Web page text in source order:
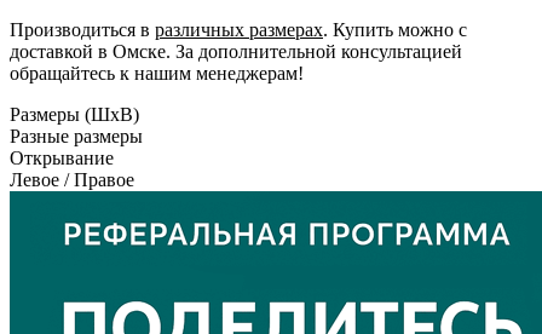
Производиться в различных размерах. Купить можно с
доставкой в Омске. За дополнительной консультацией
обращайтесь к нашим менеджерам!
Размеры (ШxВ)
Разные размеры
Открывание
Левое / Правое